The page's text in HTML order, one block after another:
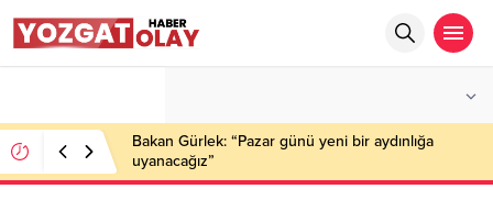
Bakan Gürlek: “Pazar günü yeni bir aydınlığa
uyanacağız”